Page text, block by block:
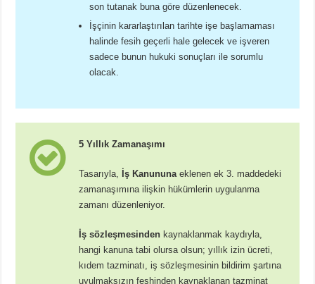
son tutanak buna göre düzenlenecek.
İşçinin kararlaştırılan tarihte işe başlamaması
halinde fesih geçerli hale gelecek ve işveren
sadece bunun hukuki sonuçları ile sorumlu
olacak.
5 Yıllık Zamanaşımı
Tasarıyla, İş Kanununa eklenen ek 3. maddedeki
zamanaşımına ilişkin hükümlerin uygulanma
zamanı düzenleniyor.
İş sözleşmesinden kaynaklanmak kaydıyla,
hangi kanuna tabi olursa olsun; yıllık izin ücreti,
kıdem tazminatı, iş sözleşmesinin bildirim şartına
uyulmaksızın feshinden kaynaklanan tazminat